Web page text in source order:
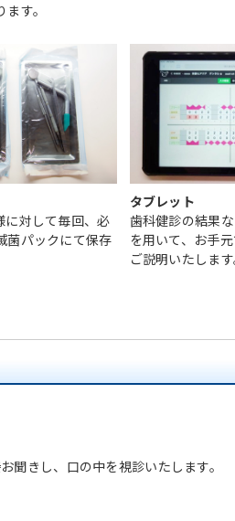
す。
に対して毎回、必
菌パックにて保存
タブレット
歯科健診の結果
を用いて、お手
ご説明いたします
聞きし、口の中を視診いたします。